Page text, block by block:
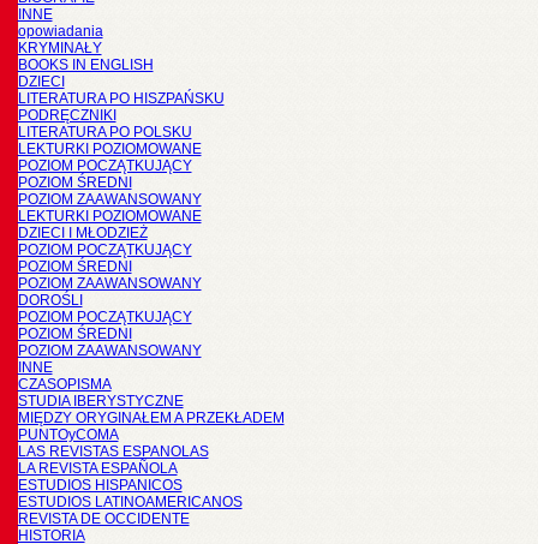
INNE
opowiadania
KRYMINAŁY
BOOKS IN ENGLISH
DZIECI
LITERATURA PO HISZPAŃSKU
PODRĘCZNIKI
LITERATURA PO POLSKU
LEKTURKI POZIOMOWANE
POZIOM POCZĄTKUJĄCY
POZIOM ŚREDNI
POZIOM ZAAWANSOWANY
LEKTURKI POZIOMOWANE
DZIECI I MŁODZIEŻ
POZIOM POCZĄTKUJĄCY
POZIOM ŚREDNI
POZIOM ZAAWANSOWANY
DOROŚLI
POZIOM POCZĄTKUJĄCY
POZIOM ŚREDNI
POZIOM ZAAWANSOWANY
INNE
CZASOPISMA
STUDIA IBERYSTYCZNE
MIĘDZY ORYGINAŁEM A PRZEKŁADEM
PUNTOyCOMA
LAS REVISTAS ESPANOLAS
LA REVISTA ESPAÑOLA
ESTUDIOS HISPANICOS
ESTUDIOS LATINOAMERICANOS
REVISTA DE OCCIDENTE
HISTORIA